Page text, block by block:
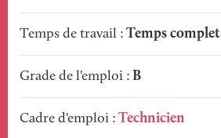
Temps de travail Temps complet
Grade de l'emploi B
Cadre d'emploi Technicien